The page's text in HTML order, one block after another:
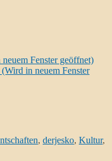
Fenster geöffnet)
in neuem Fenster
, derjesko, Kultur,